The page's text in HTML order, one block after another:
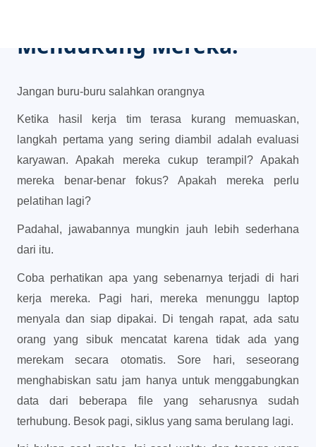
Mendukung Mereka.
Jangan buru-buru salahkan orangnya
Ketika hasil kerja tim terasa kurang memuaskan,
langkah pertama yang sering diambil adalah evaluasi
karyawan. Apakah mereka cukup terampil? Apakah
mereka benar-benar fokus? Apakah mereka perlu
pelatihan lagi?
Padahal, jawabannya mungkin jauh lebih sederhana
dari itu.
Coba perhatikan apa yang sebenarnya terjadi di hari
kerja mereka. Pagi hari, mereka menunggu laptop
menyala dan siap dipakai. Di tengah rapat, ada satu
orang yang sibuk mencatat karena tidak ada yang
merekam secara otomatis. Sore hari, seseorang
menghabiskan satu jam hanya untuk menggabungkan
data dari beberapa file yang seharusnya sudah
terhubung. Besok pagi, siklus yang sama berulang lagi.